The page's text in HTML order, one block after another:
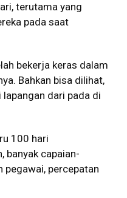
terutama yang
pada saat
bekerja keras dalam
Bahkan bisa dilihat,
lapangan dari pada di
100 hari
banyak capaian-
pegawai, percepatan